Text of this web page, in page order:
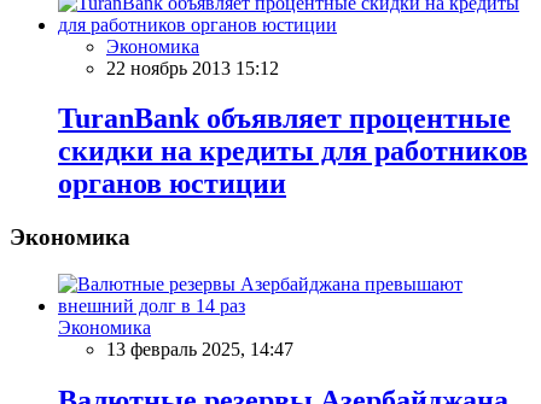
Экономика
22 ноябрь 2013 15:12
TuranBank объявляет процентные
скидки на кредиты для работников
органов юстиции
Экономика
Экономика
13 февраль 2025, 14:47